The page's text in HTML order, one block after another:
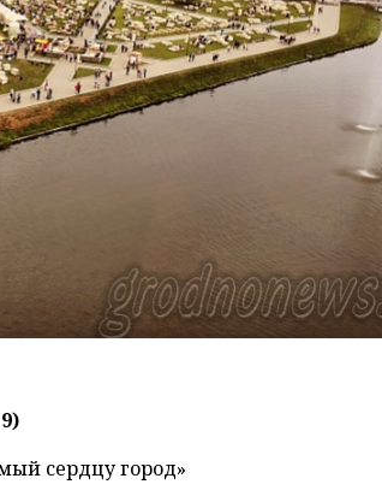
сердцу город»